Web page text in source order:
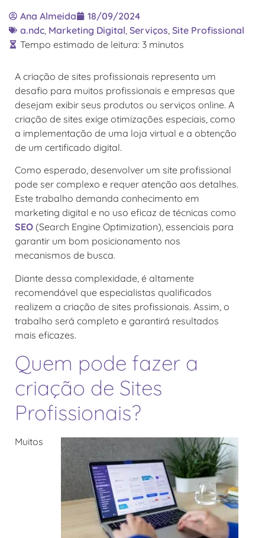
Ana Almeida
18/09/2024
a.ndc Marketing Digital Serviços Site Profissional
Tempo estimado de leitura: 3 minutos
A criação de sites profissionais representa um
desafio para muitos profissionais e empresas que
desejam exibir seus produtos ou serviços online. A
criação de sites exige otimizações especiais, como
a implementação de uma loja virtual e a obtenção
de um certificado digital.
Como esperado, desenvolver um site profissional
pode ser complexo e requer atenção aos detalhes.
Este trabalho demanda conhecimento em
marketing digital e no uso eficaz de técnicas como
SEO (Search Engine Optimization), essenciais para
garantir um bom posicionamento nos
mecanismos de busca.
Diante dessa complexidade, é altamente
recomendável que especialistas qualificados
realizem a criação de sites profissionais. Assim, o
trabalho será completo e garantirá resultados
mais eficazes.
Quem pode fazer a
criação de Sites
Profissionais?
Muitos